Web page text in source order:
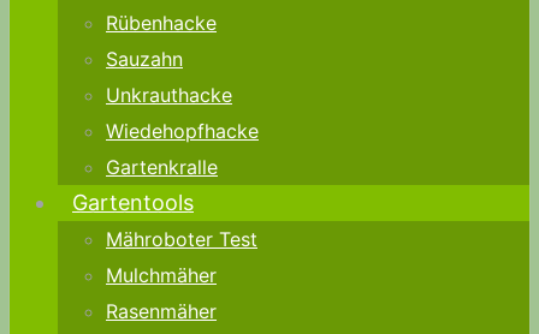
Rübenhacke
Sauzahn
Unkrauthacke
Wiedehopfhacke
Gartenkralle
Gartentools
Mähroboter Test
Mulchmäher
Rasenmäher